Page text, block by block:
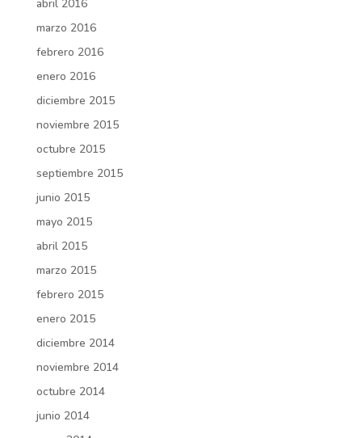
abril 2016
marzo 2016
febrero 2016
enero 2016
diciembre 2015
noviembre 2015
octubre 2015
septiembre 2015
junio 2015
mayo 2015
abril 2015
marzo 2015
febrero 2015
enero 2015
diciembre 2014
noviembre 2014
octubre 2014
junio 2014